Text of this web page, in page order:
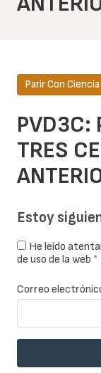
PVD3C:
TRES
Parir Con Ciencia
Estoy
He leído
de uso de la web *
Correo